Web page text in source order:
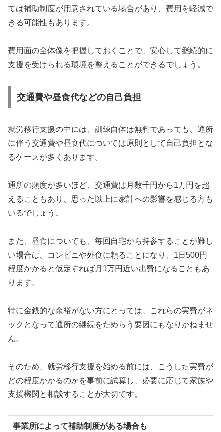
ては補助制度が用意されている場合があり、費用を軽減で
きる可能性もあります。
費用面の全体像を把握しておくことで、安心して継続的に
支援を受けられる環境を整えることができるでしょう。
交通費や昼食代などの自己負担
就労移行支援の中には、訓練自体は無料であっても、通所
に伴う交通費や昼食代については原則として自己負担とな
るケースが多くあります。
通所の頻度が多いほど、交通費は月数千円から1万円を超
えることもあり、思った以上に家計への影響を感じる方も
いるでしょう。
また、昼食についても、毎回自宅から持参することが難し
い場合は、コンビニや外食に頼ることになり、1日500円
程度かかると仮定すれば月1万円近い出費になることもあ
ります。
特に金銭的な余裕がない方にとっては、これらの実費がネ
ックとなって通所の継続をためらう要因にもなりかねませ
ん。
そのため、就労移行支援を始める前には、こうした実費が
どの程度かかるのかを事前に試算し、必要に応じて家族や
支援機関と相談することが大切です。
事業所によって補助制度がある場合も